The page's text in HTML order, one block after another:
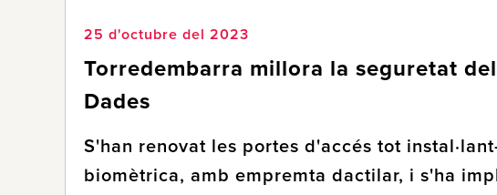
25 d'octubre del 2023
Torredembarra millora la seguretat
Dades
S'han renovat les portes d'accés tot
biomètrica, amb empremta dactilar, i s'ha